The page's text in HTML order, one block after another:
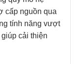
cấp nguồn qua
tính năng vượt
cải thiện